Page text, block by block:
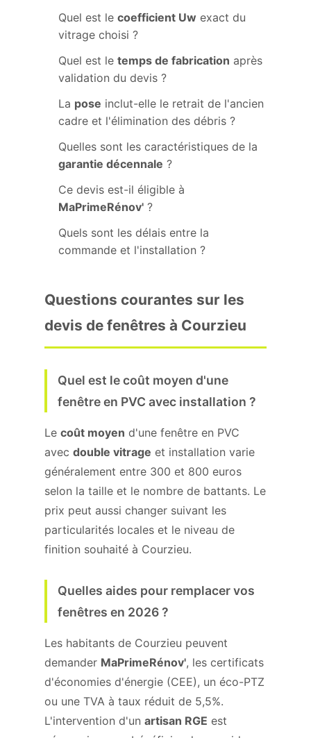
Quel est le coefficient Uw exact du
vitrage choisi ?
Quel est le temps de fabrication après
validation du devis ?
La pose inclut-elle le retrait de l'ancien
cadre et l'élimination des débris ?
Quelles sont les caractéristiques de la
garantie décennale ?
Ce devis est-il éligible à
MaPrimeRénov' ?
Quels sont les délais entre la
commande et l'installation ?
Questions courantes sur les
devis de fenêtres à Courzieu
Quel est le coût moyen d'une
fenêtre en PVC avec installation ?
Le coût moyen d'une fenêtre en PVC
avec double vitrage et installation varie
généralement entre 300 et 800 euros
selon la taille et le nombre de battants. Le
prix peut aussi changer suivant les
particularités locales et le niveau de
finition souhaité à Courzieu.
Quelles aides pour remplacer vos
fenêtres en 2026 ?
Les habitants de Courzieu peuvent
demander MaPrimeRénov', les certificats
d'économies d'énergie (CEE), un éco-PTZ
ou une TVA à taux réduit de 5,5%.
L'intervention d'un artisan RGE est